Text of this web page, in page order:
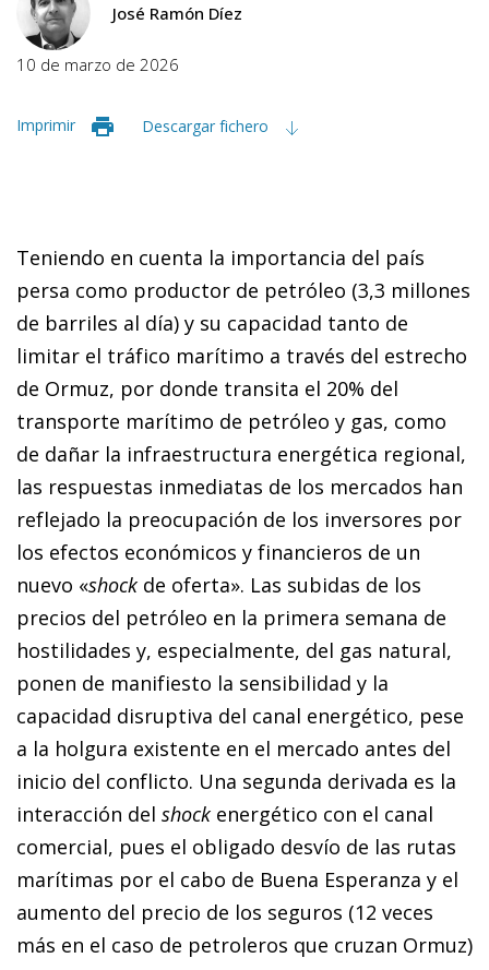
José Ramón Díez
10 de marzo de 2026
Imprimir Descargar fichero
Teniendo en cuenta la importancia del país
persa como productor de petróleo (3,3 millones
de barriles al día) y su capacidad tanto de
limitar el tráfico marítimo a través del estrecho
de Ormuz, por donde transita el 20% del
transporte marítimo de petróleo y gas, como
de dañar la infraestructura energética regional,
las respuestas inmediatas de los mercados han
reflejado la preocupación de los inversores por
los efectos económicos y financieros de un
nuevo «shock de oferta». Las subidas de los
precios del petróleo en la primera semana de
hostilidades y, especialmente, del gas natural,
ponen de manifiesto la sensibilidad y la
capacidad disruptiva del canal energético, pese
a la holgura existente en el mercado antes del
inicio del conflicto. Una segunda derivada es la
interacción del shock energético con el canal
comercial, pues el obligado desvío de las rutas
marítimas por el cabo de Buena Esperanza y el
aumento del precio de los seguros (12 veces
más en el caso de petroleros que cruzan Ormuz)